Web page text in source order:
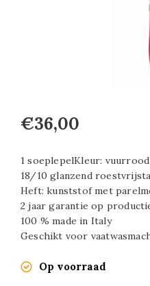
€36,00
1 soeplepelKleur: vuurrood
18/10 glanzend
Heft: kunststof met
2 jaar garantie op
100 % made in Italy
Geschikt voor
Op voorraad